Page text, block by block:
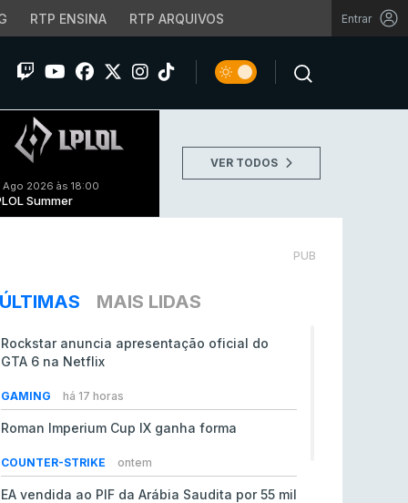
RTP ENSINA RTP ARQUIVOS Entrar
Ago 2026 às 18:00
Summer
VER TODOS
PUB
ÚLTIMAS MAIS LIDAS
Rockstar anuncia apresentação oficial do
GTA 6 na Netflix
GAMING há 17 horas
Roman Imperium Cup IX ganha forma
COUNTER-STRIKE ontem
EA vendida ao PIF da Arábia Saudita por 55 mil